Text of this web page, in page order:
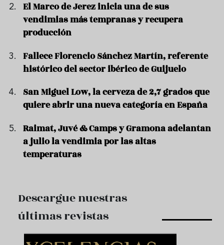
El Marco de Jerez inicia una de sus
vendimias más tempranas y recupera
producción
Fallece Florencio Sánchez Martín, referente
histórico del sector ibérico de Guijuelo
San Miguel Low, la cerveza de 2,7 grados que
quiere abrir una nueva categoría en España
Raimat, Juvé & Camps y Gramona adelantan
a julio la vendimia por las altas
temperaturas
Descargue nuestras
últimas revistas